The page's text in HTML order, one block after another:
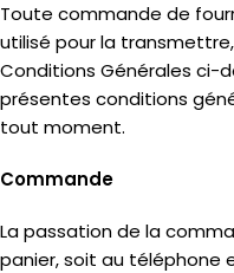
Toute commande de
utilisé pour la
Conditions Générales ci-
présentes conditions
tout moment.
Commande
La passation de la
panier, soit au téléphone